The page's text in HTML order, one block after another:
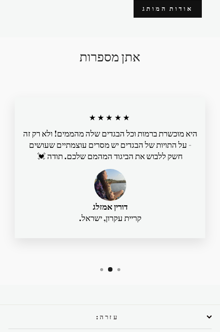
אודות המותג
אתן מספרות
★★★★★
היא מוכשרת ברמות וכל הבגדים שלה מהממים! ולא רק זה
- על התויות של הבגדים יש מסרים עוצמתיים שעושים
חשק ללבוש את הביגוד המהמם שלכם. תודה 💓
דורין אמזלג
קריית עקרון, ישראל.
עזרה: